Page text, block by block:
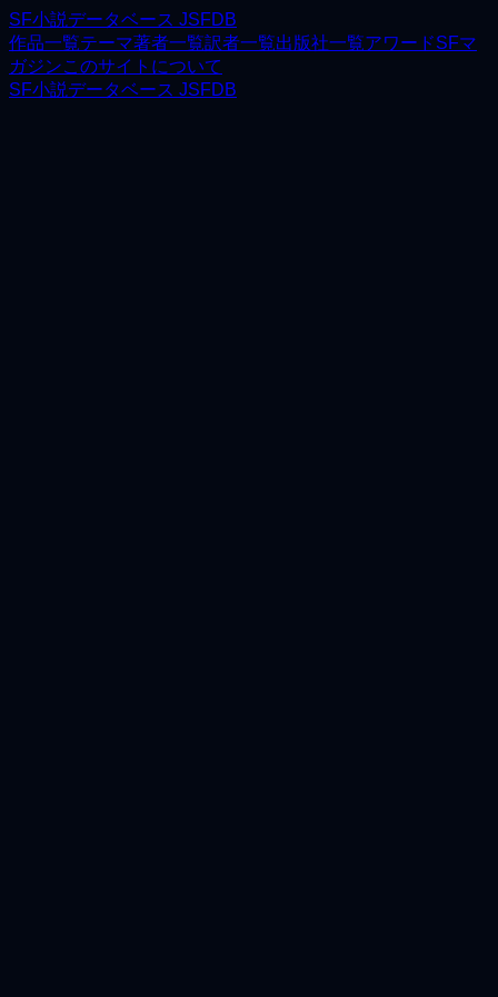
SF小説データベース JSFDB
作品一覧テーマ著者一覧訳者一覧出版社一覧アワードSFマ
ガジンこのサイトについて
SF小説データベース JSFDB